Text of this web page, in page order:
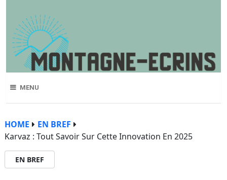
MENU
HOME
EN BREF
Karvaz : Tout Savoir Sur Cette Innovation En 2025
EN BREF